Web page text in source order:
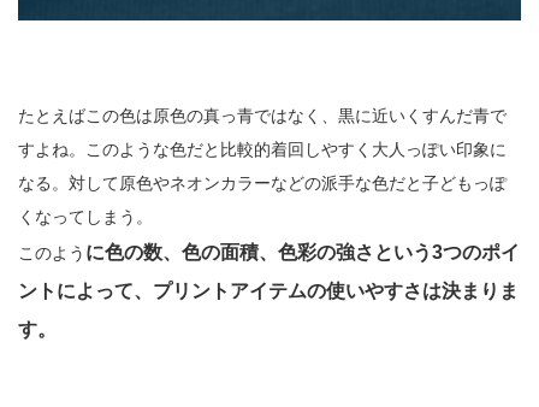
たとえばこの色は原色の真っ青ではなく、黒に近いくすんだ青で
すよね。このような色だと比較的着回しやすく大人っぽい印象に
なる。対して原色やネオンカラーなどの派手な色だと子どもっぽ
くなってしまう。
このよう に色の数、色の面積、色彩の強さという3つのポイ
ントによって、プリントアイテムの使いやすさは決まりま
す。